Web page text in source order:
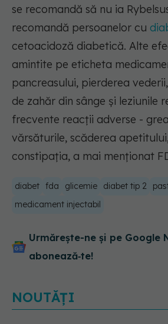
se recomandă să nu ia
recomandă persoanelor cu
cetoacidoză diabetică. Alte
amintite pe eticheta
pancreasului, pierderea
de zahăr din sânge și leziunile
frecvente reacții adverse -
vărsăturile, scăderea
constipația, a mai menționat
diabet fda glicemie diabet tip 2
medicament injectabil
Urmărește-ne și pe Google
abonează‑te!
NOUTĂȚI